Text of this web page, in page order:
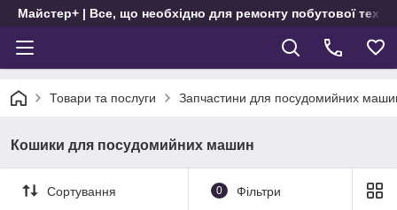
Майстер+ | Все, що необхідно для ремонту побутової
Товари та послуги Запчастини для посудомийних
Кошики для посудомийних машин
Сортування 0 Фільтри